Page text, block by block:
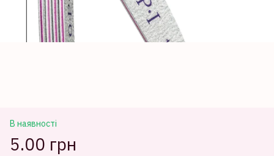
В наявності
5.00 грн